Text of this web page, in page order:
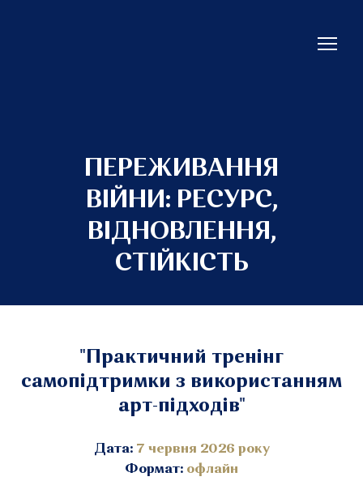
ПЕРЕЖИВАННЯ
ВІЙНИ: РЕСУРС,
ВІДНОВЛЕННЯ,
СТІЙКІСТЬ
"Практичний тренінг
самопідтримки з використанням
арт-підходів"
Дата: 7 червня 2026 року
Формат: офлайн